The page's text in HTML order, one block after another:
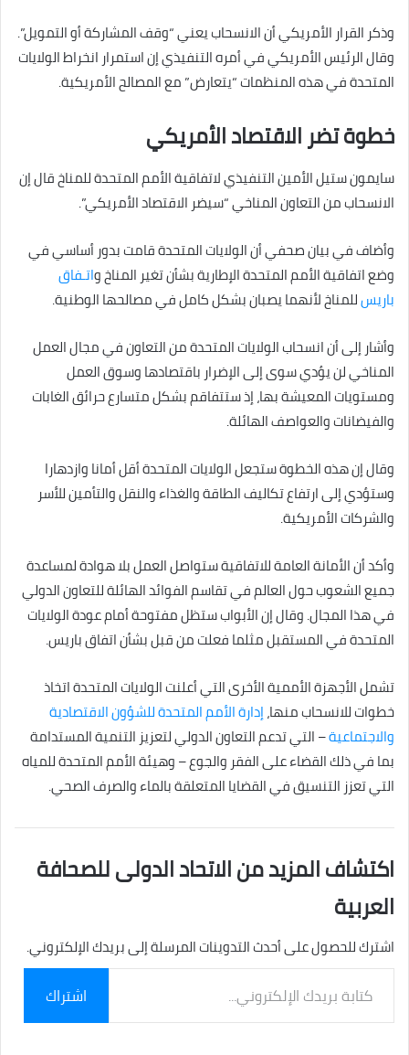
وذكر القرار الأمريكي أن الانسحاب يعني “وقف المشاركة أو التمويل”.
وقال الرئيس الأمريكي في أمره التنفيذي إن استمرار انخراط الولايات
المتحدة في هذه المنظمات “يتعارض” مع المصالح الأمريكية.
خطوة تضر الاقتصاد الأمريكي
سايمون ستيل الأمين التنفيذي لاتفاقية الأمم المتحدة للمناخ قال إن
الانسحاب من التعاون المناخي “سيضر الاقتصاد الأمريكي”.
وأضاف في بيان صحفي أن الولايات المتحدة قامت بدور أساسي في
وضع اتفاقية الأمم المتحدة الإطارية بشأن تغير المناخ واتـفاق
باريسللمناخ لأنهما يصبان بشكل كامل في مصالحها الوطنية.
وأشار إلى أن انسحاب الولايات المتحدة من التعاون في مجال العمل
المناخي لن يؤدي سوى إلى الإضرار باقتصادها وسوق العمل
ومستويات المعيشة بها، إذ ستتفاقم بشكل متسارع حرائق الغابات
والفيضانات والعواصف الهائلة.
وقال إن هذه الخطوة ستجعل الولايات المتحدة أقل أمانا وازدهارا
وستؤدي إلى ارتفاع تكاليف الطاقة والغذاء والنقل والتأمين للأسر
والشركات الأمريكية.
وأكد أن الأمانة العامة للاتفاقية ستواصل العمل بلا هوادة لمساعدة
جميع الشعوب حول العالم في تقاسم الفوائد الهائلة للتعاون الدولي
في هذا المجال. وقال إن الأبواب ستظل مفتوحة أمام عودة الولايات
المتحدة في المستقبل مثلما فعلت من قبل بشأن اتفاق باريس.
تشمل الأجهزة الأممية الأخرى التي أعلنت الولايات المتحدة اتخاذ
خطوات للانسحاب منها،إدارة الأمم المتحدة للشؤون الاقتصادية
والاجتماعية– التي تدعم التعاون الدولي لتعزيز التنمية المستدامة
بما في ذلك القضاء على الفقر والجوع – وهيئة الأمم المتحدة للمياه
التي تعزز التنسيق في القضايا المتعلقة بالماء والصرف الصحي.
اكتشاف المزيد من الاتحاد الدولى للصحافة
العربية
اشترك للحصول على أحدث التدوينات المرسلة إلى بريدك الإلكتروني.
بريدك
الإلكتروني...
اشتراك